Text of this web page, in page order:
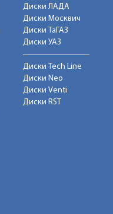
Диски ЛАДА
Диски Москвич
Диски ТаГАЗ
Диски УАЗ
Диски Tech Line
Диски Neo
Диски Venti
Диски RST